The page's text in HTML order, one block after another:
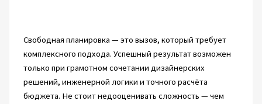
Свободная планировка — это вызов, который требует
комплексного подхода. Успешный результат возможен
только при грамотном сочетании дизайнерских
решений, инженерной логики и точного расчёта
бюджета. Не стоит недооценивать сложность — чем